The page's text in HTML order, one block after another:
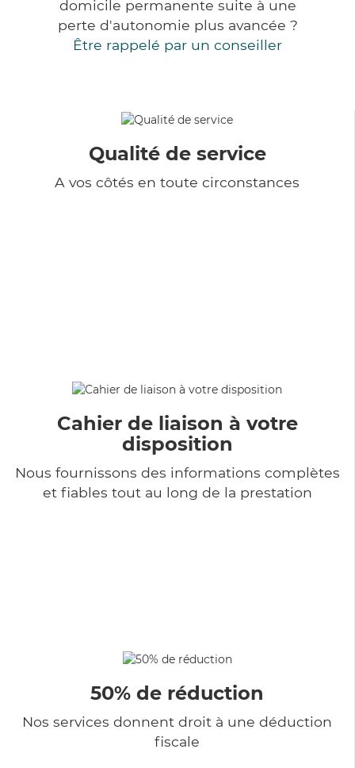
domicile permanente suite à une
perte d'autonomie plus avancée ?
Être rappelé par un conseiller
Qualité de service
A vos côtés en toute circonstances
Cahier de liaison à votre
disposition
Nous fournissons des informations complètes
et fiables tout au long de la prestation
50% de réduction
Nos services donnent droit à une déduction
fiscale